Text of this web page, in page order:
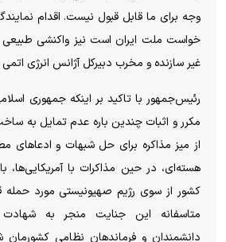
وجه برای ما قابل قبول نیست. اقدام
خواست ملت ایران است نیز واکنشی طبیعی
غیر سازنده و مخرب دبیرکل آژانس انرژی
رئیس‌جمهور با تاکید بر اینکه جمهوری
مکرر و اثبات چندین باره عدم تمایل به
از میز مذاکره برای حل شبهات و ادعا‌های
هسته‌ای، در حین مذاکرات با آمریکایی‌ها،
کشور از سوی رژیم صهیونیستی مورد حمله
متاسفانه این جنایت منجر به
دانشمندان و فرماندهان نظامی کشورمان